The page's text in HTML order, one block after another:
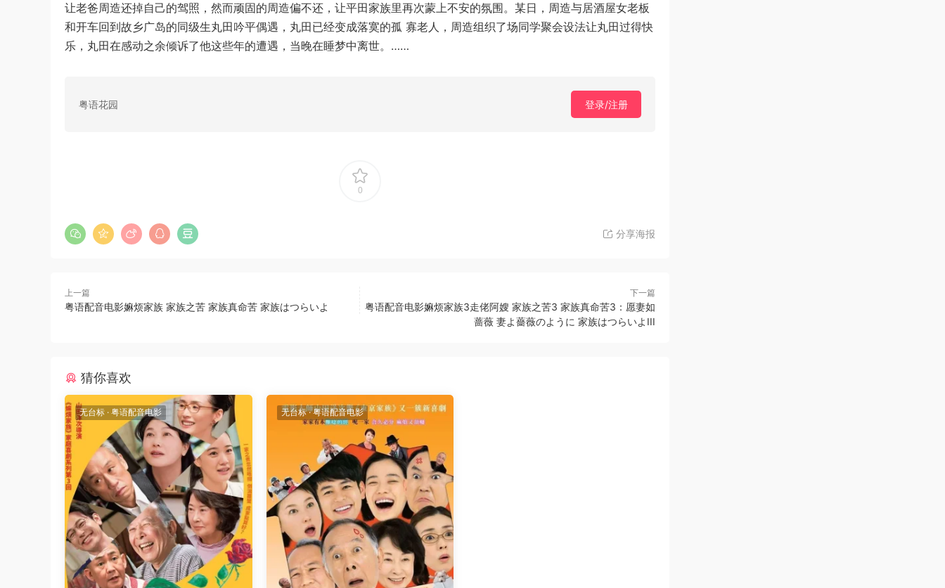
让老爸周造还掉自己的驾照，然而顽固的周造偏不还，让平田家族里再次蒙上不安的氛围。某日，周造与居酒屋女老板
和开车回到故乡广岛的同级生丸田吟平偶遇，丸田已经变成落寞的孤 寡老人，周造组织了场同学聚会设法让丸田过得快
乐，丸田在感动之余倾诉了他这些年的遭遇，当晚在睡梦中离世。……
粤语花园 登录/注册
0
分享海报
上一篇
粤语配音电影嫲烦家族 家族之苦 家族真命苦 家族はつらいよ
下一篇
粤语配音电影嫲烦家族3走佬阿嫂 家族之苦3 家族真命苦3：愿妻如
蔷薇 妻よ薔薇のように 家族はつらいよIII
猜你喜欢
无台标 · 粤语配音电影 无台标·粤语配音电影